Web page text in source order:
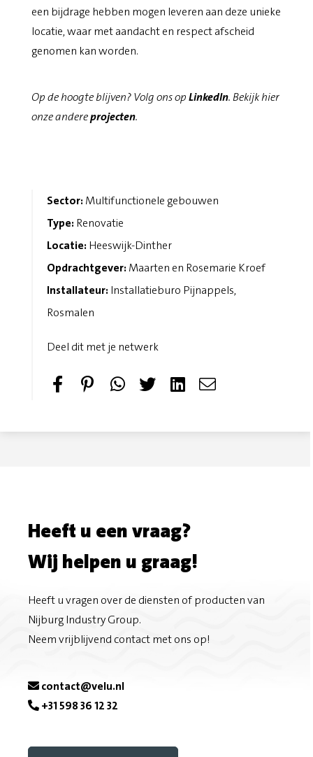
een bijdrage hebben mogen leveren aan deze unieke
locatie, waar met aandacht en respect afscheid
genomen kan worden.
Op de hoogte blijven? Volg ons opLinkedIn. Bekijk hier
onze andereprojecten.
Sector: Multifunctionele gebouwen
Type: Renovatie
Locatie: Heeswijk-Dinther
Opdrachtgever: Maarten en Rosemarie Kroef
Installateur: Installatieburo Pijnappels,
Rosmalen
Deel dit met je netwerk
S
o
n
F
a
e
b
o
P
T
S
i
Heeft u een vraag?
Wij helpen u graag!
Heeft u vragen over de diensten of producten van
Nijburg Industry Group.
Neem vrijblijvend contact met ons op!
contact@velu.nl
+31 598 36 12 32